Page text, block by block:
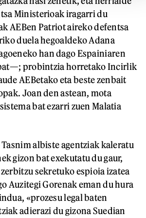
Ministerioak iragarri du
AEBen Patriot aireko defentsa
duela hegoaldeko Adana
han dago Espainiaren
probintzia horretako Incirlik
AEBetako eta beste zenbait
Joan den astean, mota
bat ezarri zuen Malatia
albiste agentziak kaleratu
gizon bat exekutatu du gaur,
sekretuko espioia izatea
Auzitegi Gorenak eman du hura
«prozesu legal baten
adierazi du gizona Suedian